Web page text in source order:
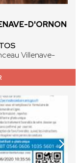
D'ORNON
Villenave-